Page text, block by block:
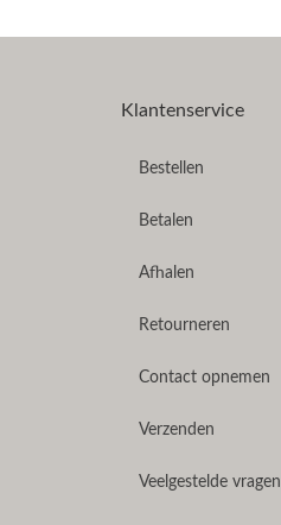
Klantenservice
Bestellen
Betalen
Afhalen
Retourneren
Contact opnemen
Verzenden
Veelgestelde vragen